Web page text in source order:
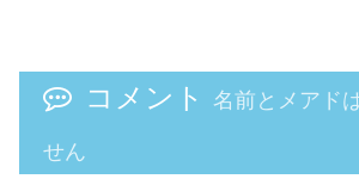
コメント 名前とメアド
せん